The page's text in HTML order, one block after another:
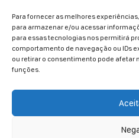
Para fornecer as melhores
para armazenar e/ou acessar
para essas tecnologias nos permitirá
comportamento de navegação ou IDs
ou retirar o consentimento pode afetar
funções.
Parceiros
Copyright 2026 - Meu